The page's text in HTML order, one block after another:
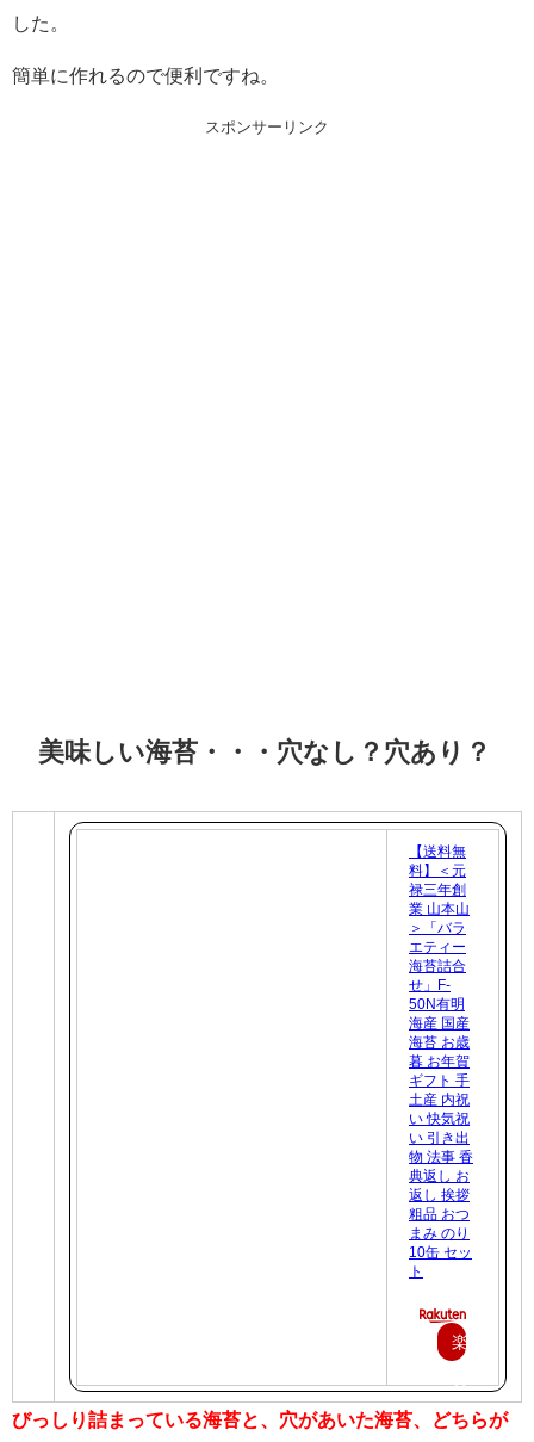
した。
簡単に作れるので便利ですね。
スポンサーリンク
美味しい海苔・・・穴なし？穴あり？
【送料無
料】＜元
禄三年創
業 山本山
＞「バラ
エティー
海苔詰合
せ」F-
50N有明
海産 国産
海苔 お歳
暮 お年賀
ギフト 手
土産 内祝
い 快気祝
い 引き出
物 法事 香
典返し お
返し 挨拶
粗品 おつ
まみ のり
10缶 セッ
ト
楽
で
びっしり詰まっている海苔と、穴があいた海苔、どちらが